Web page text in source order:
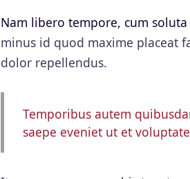
Nam libero tempore, cum
minus id quod maxime placeat
dolor repellendus.
Temporibus autem
saepe eveniet ut et